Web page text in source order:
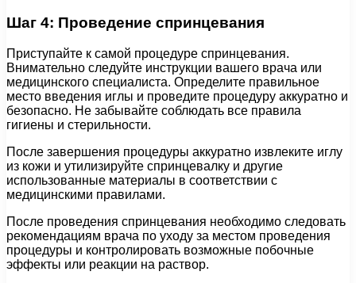
Шаг 4: Проведение спринцевания
Приступайте к самой процедуре спринцевания.
Внимательно следуйте инструкции вашего врача или
медицинского специалиста. Определите правильное
место введения иглы и проведите процедуру аккуратно и
безопасно. Не забывайте соблюдать все правила
гигиены и стерильности.
После завершения процедуры аккуратно извлеките иглу
из кожи и утилизируйте спринцевалку и другие
использованные материалы в соответствии с
медицинскими правилами.
После проведения спринцевания необходимо следовать
рекомендациям врача по уходу за местом проведения
процедуры и контролировать возможные побочные
эффекты или реакции на раствор.